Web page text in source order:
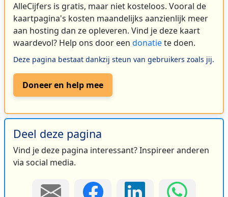
AlleCijfers is gratis, maar niet kosteloos. Vooral de
kaartpagina's kosten maandelijks aanzienlijk meer
aan hosting dan ze opleveren. Vind je deze kaart
waardevol? Help ons door een donatiete doen.
Deze pagina bestaat dankzij steun van gebruikers zoals jij.
Doneer en help mee
Deel deze pagina
Vind je deze pagina interessant? Inspireer anderen
via social media.